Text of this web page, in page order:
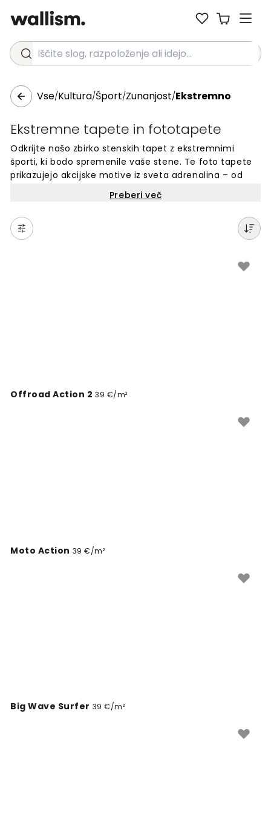
Iščite slog, razpoloženje ali idejo...
Vse/Kultura/Šport/Zunanjost/Ekstremno
Ekstremne tapete in fototapete
Odkrijte našo zbirko stenskih tapet z ekstremnimi
športi, ki bodo spremenile vaše stene. Te foto tapete
prikazujejo akcijske motive iz sveta adrenalina – od
deskanja na snegu do plezanja in drugih ekstremnih
športov. Popolne so za spalnice, dnevne sobe ali
športne prostore. Vsaka tapeta je narejena po meri in
enostavna za namestitev. Izbirajte med različnimi
motivi, ki odražajo energijo in pogum ekstremnih
Preberi več
Offroad Action 2 39 €/m²
Moto Action 39 €/m²
Big Wave Surfer 39 €/m²